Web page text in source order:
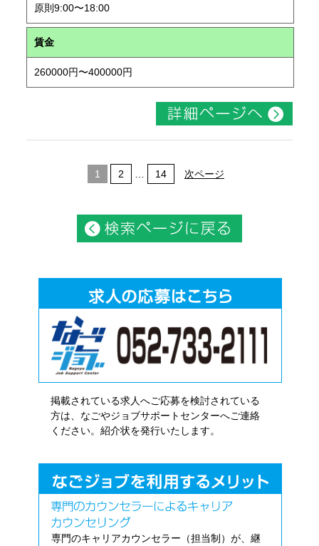
原則9:00〜18:00
賃金
260000円〜400000円
1 2 14 次ページ
掲載されている求人へご応募を検討されている
方は、なごやジョブサポートセンターへご連絡
ください。紹介状を発行いたします。
専門のキャリアカウンセラー（担当制）が、継